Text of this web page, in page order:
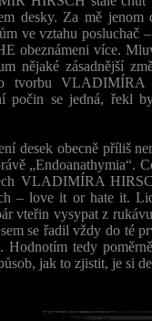
desky. Za mě jenom
ve vztahu posluchač
obeznámeni více.
nějaké zásadnější
tvorbu VLADIMÍRA
počin se jedná, řekl
desek obecně příliš
„Endoanathymia“.
VLADIMÍRA
– love it or hate it.
vteřin vysypat z
se řadil vždy do té
Hodnotím tedy
jak to zjistit, je si